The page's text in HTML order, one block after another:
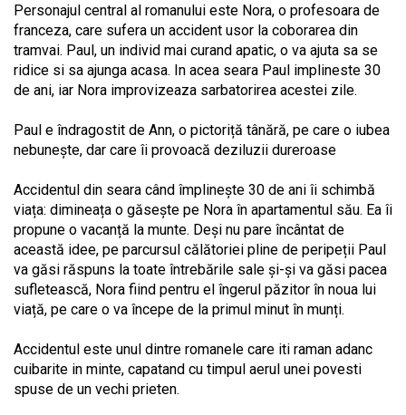
Personajul central al romanului este Nora, o profesoara de
franceza, care sufera un accident usor la coborarea din
tramvai. Paul, un individ mai curand apatic, o va ajuta sa se
ridice si sa ajunga acasa. In acea seara Paul implineste 30
de ani, iar Nora improvizeaza sarbatorirea acestei zile.
Paul e îndragostit de Ann, o pictoriță tânără, pe care o iubea
nebunește, dar care îi provoacă deziluzii dureroase
Accidentul din seara când împlinește 30 de ani îi schimbă
viața: dimineața o găsește pe Nora în apartamentul său. Ea îi
propune o vacanță la munte. Deși nu pare încântat de
această idee, pe parcursul călătoriei pline de peripeții Paul
va găsi răspuns la toate întrebările sale și-și va găsi pacea
sufletească, Nora fiind pentru el îngerul păzitor în noua lui
viață, pe care o va începe de la primul minut în munți.
Accidentul este unul dintre romanele care iti raman adanc
cuibarite in minte, capatand cu timpul aerul unei povesti
spuse de un vechi prieten.